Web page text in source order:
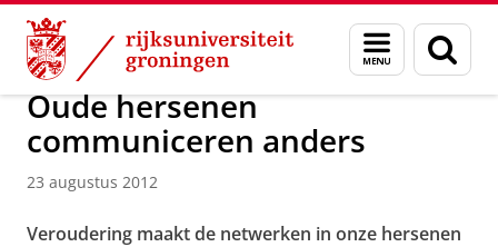
Skip
Content
Skip
Navigation
Menu
en
zoeken
Over ons Actueel Nieuws Nieuwsberichten
Oude hersenen
communiceren anders
23 augustus 2012
Veroudering maakt de netwerken in onze hersenen